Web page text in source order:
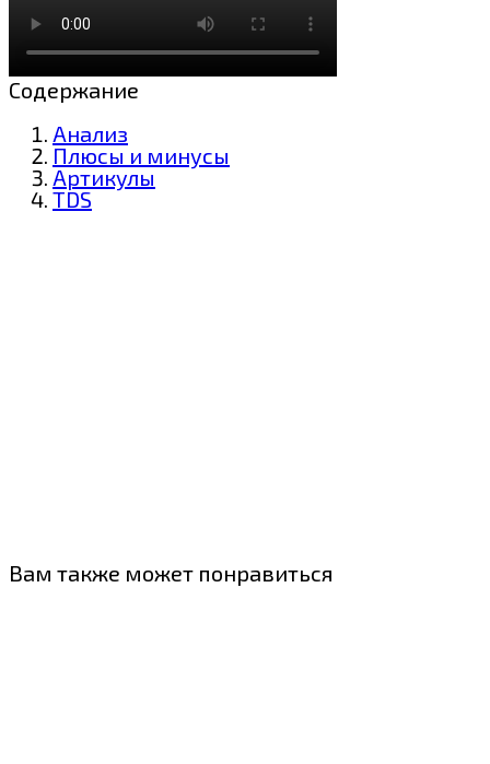
Содержание
Анализ
Плюсы и минусы
Артикулы
TDS
Вам также может понравиться